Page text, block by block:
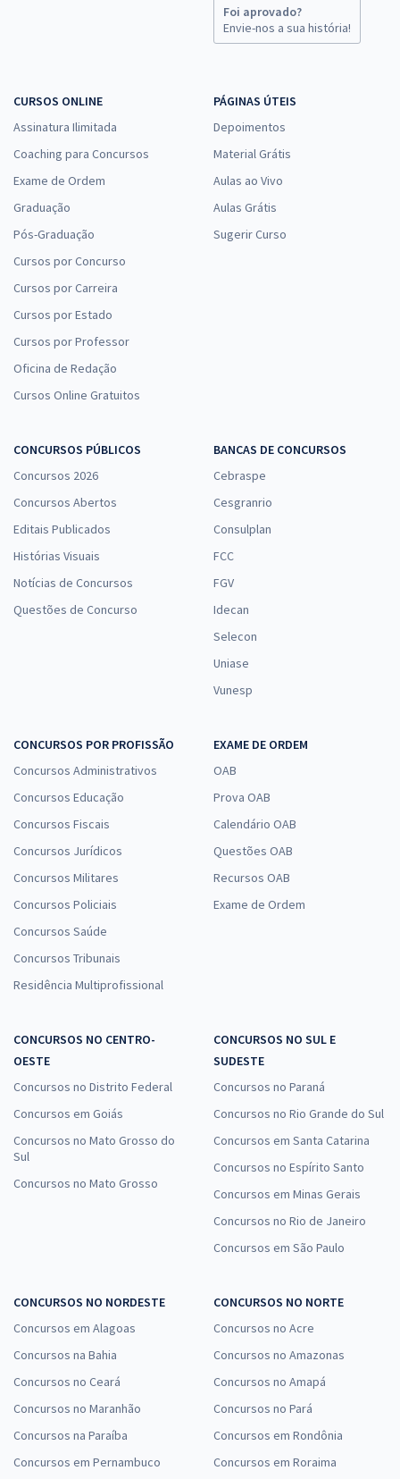
Foi aprovado?
Envie-nos a sua história!
CURSOS ONLINE
Assinatura Ilimitada
Coaching para Concursos
Exame de Ordem
Graduação
Pós-Graduação
Cursos por Concurso
Cursos por Carreira
Cursos por Estado
Cursos por Professor
Oficina de Redação
Cursos Online Gratuitos
PÁGINAS ÚTEIS
Depoimentos
Material Grátis
Aulas ao Vivo
Aulas Grátis
Sugerir Curso
CONCURSOS PÚBLICOS
Concursos 2026
Concursos Abertos
Editais Publicados
Histórias Visuais
Notícias de Concursos
Questões de Concurso
BANCAS DE CONCURSOS
Cebraspe
Cesgranrio
Consulplan
FCC
FGV
Idecan
Selecon
Uniase
Vunesp
CONCURSOS POR PROFISSÃO
Concursos Administrativos
Concursos Educação
Concursos Fiscais
Concursos Jurídicos
Concursos Militares
Concursos Policiais
Concursos Saúde
Concursos Tribunais
Residência Multiprofissional
EXAME DE ORDEM
OAB
Prova OAB
Calendário OAB
Questões OAB
Recursos OAB
Exame de Ordem
CONCURSOS NO CENTRO-
OESTE
Concursos no Distrito Federal
Concursos em Goiás
Concursos no Mato Grosso do
Sul
Concursos no Mato Grosso
CONCURSOS NO SUL E
SUDESTE
Concursos no Paraná
Concursos no Rio Grande do Sul
Concursos em Santa Catarina
Concursos no Espírito Santo
Concursos em Minas Gerais
Concursos no Rio de Janeiro
Concursos em São Paulo
CONCURSOS NO NORDESTE
Concursos em Alagoas
Concursos na Bahia
Concursos no Ceará
Concursos no Maranhão
Concursos na Paraíba
Concursos em Pernambuco
CONCURSOS NO NORTE
Concursos no Acre
Concursos no Amazonas
Concursos no Amapá
Concursos no Pará
Concursos em Rondônia
Concursos em Roraima